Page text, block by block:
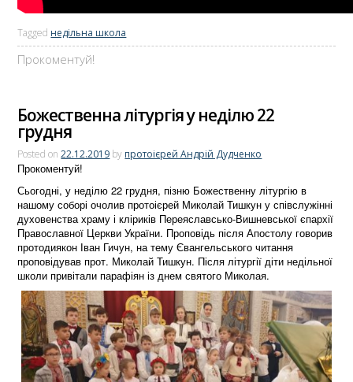
Tagged недільна школа
Прокоментуй!
Божественна літургія у неділю 22
грудня
Posted on22.12.2019 by протоієрей Андрій Дудченко
Прокоментуй!
Сьогодні, у неділю 22 грудня, пізню Божественну літургію в
нашому соборі очолив протоієрей Миколай Тишкун у співслужінні
духовенства храму і кліриків Переяславсько-Вишневської єпархії
Православної Церкви України. Проповідь після Апостолу говорив
протодиякон Іван Гичун, на тему Євангельського читання
проповідував прот. Миколай Тишкун. Після літургії діти недільної
школи привітали парафіян із днем святого Миколая.